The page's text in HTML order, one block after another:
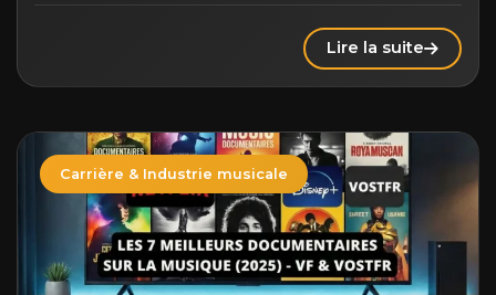
Lire la suite
Carrière & Industrie musicale